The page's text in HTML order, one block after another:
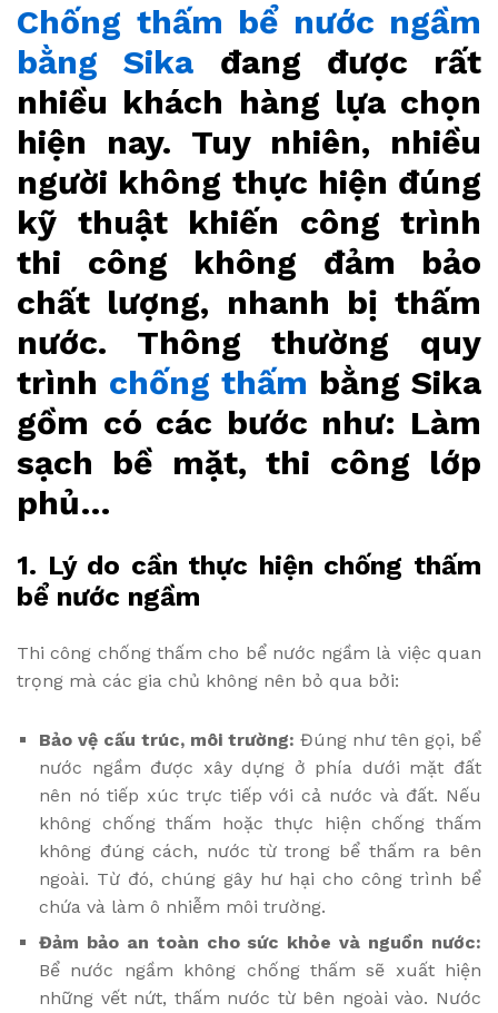
Chống thấm bể nước ngầm
bằng Sika đang được rất
nhiều khách hàng lựa chọn
hiện nay. Tuy nhiên, nhiều
người không thực hiện đúng
kỹ thuật khiến công trình
thi công không đảm bảo
chất lượng, nhanh bị thấm
nước. Thông thường quy
trình chống thấm bằng Sika
gồm có các bước như: Làm
sạch bề mặt, thi công lớp
phủ…
1. Lý do cần thực hiện chống thấm
bể nước ngầm
Thi công chống thấm cho bể nước ngầm là việc quan
trọng mà các gia chủ không nên bỏ qua bởi:
Bảo vệ cấu trúc, môi trường: Đúng như tên gọi, bể
nước ngầm được xây dựng ở phía dưới mặt đất
nên nó tiếp xúc trực tiếp với cả nước và đất. Nếu
không chống thấm hoặc thực hiện chống thấm
không đúng cách, nước từ trong bể thấm ra bên
ngoài. Từ đó, chúng gây hư hại cho công trình bể
chứa và làm ô nhiễm môi trường.
Đảm bảo an toàn cho sức khỏe và nguồn nước:
Bể nước ngầm không chống thấm sẽ xuất hiện
những vết nứt, thấm nước từ bên ngoài vào. Nước